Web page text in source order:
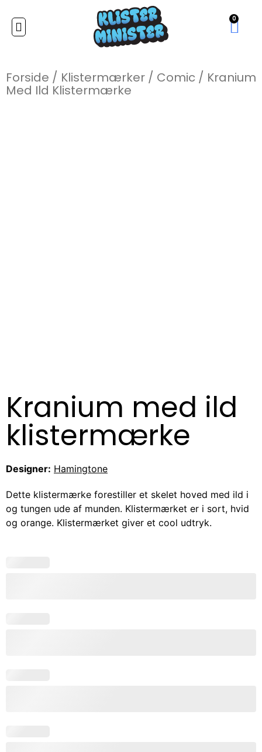
0
Forside / Klistermærker / Comic / Kranium
Med Ild Klistermærke
Kranium med ild
klistermærke
Designer: Hamingtone
Dette klistermærke forestiller et skelet hoved med ild i
og tungen ude af munden. Klistermærket er i sort, hvid
og orange. Klistermærket giver et cool udtryk.